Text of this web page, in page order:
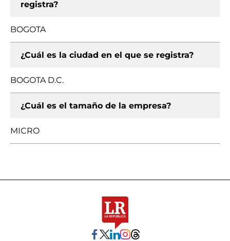
registra?
BOGOTA
¿Cuál es la ciudad en el que se registra?
BOGOTA D.C.
¿Cuál es el tamaño de la empresa?
MICRO